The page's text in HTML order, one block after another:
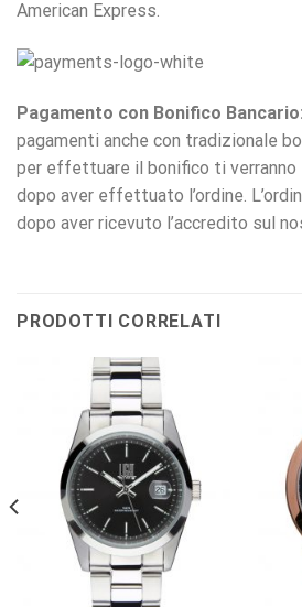
American Express.
Pagamento con Bonifico Bancario:
pagamenti anche con tradizionale
per effettuare il bonifico ti
dopo aver effettuato l’ordine.
dopo aver ricevuto l’accredito sul
PRODOTTI CORRELATI